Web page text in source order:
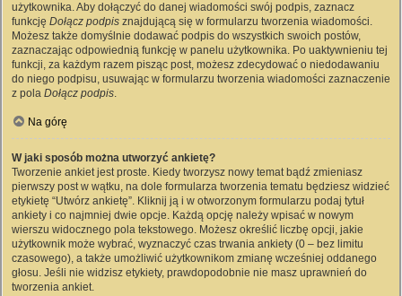
użytkownika. Aby dołączyć do danej wiadomości swój podpis, zaznacz
funkcję Dołącz podpis znajdującą się w formularzu tworzenia wiadomości.
Możesz także domyślnie dodawać podpis do wszystkich swoich postów,
zaznaczając odpowiednią funkcję w panelu użytkownika. Po uaktywnieniu tej
funkcji, za każdym razem pisząc post, możesz zdecydować o niedodawaniu
do niego podpisu, usuwając w formularzu tworzenia wiadomości zaznaczenie
z pola Dołącz podpis.
Na górę
W jaki sposób można utworzyć ankietę?
Tworzenie ankiet jest proste. Kiedy tworzysz nowy temat bądź zmieniasz
pierwszy post w wątku, na dole formularza tworzenia tematu będziesz widzieć
etykietę “Utwórz ankietę”. Kliknij ją i w otworzonym formularzu podaj tytuł
ankiety i co najmniej dwie opcje. Każdą opcję należy wpisać w nowym
wierszu widocznego pola tekstowego. Możesz określić liczbę opcji, jakie
użytkownik może wybrać, wyznaczyć czas trwania ankiety (0 – bez limitu
czasowego), a także umożliwić użytkownikom zmianę wcześniej oddanego
głosu. Jeśli nie widzisz etykiety, prawdopodobnie nie masz uprawnień do
tworzenia ankiet.